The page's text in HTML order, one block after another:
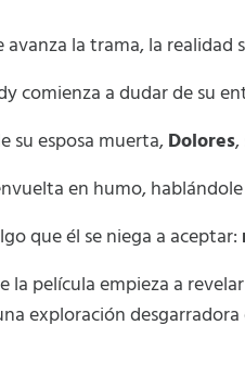
la trama, la realidad
comienza a dudar de su
su esposa muerta,Dolores,
en humo,
que él se niega a aceptar:
la película empieza a
exploración desgarradora